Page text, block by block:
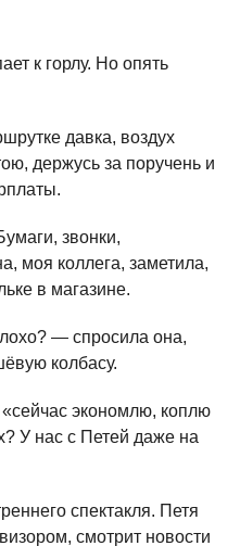
к горлу. Но опять
давка, воздух
держусь за поручень и
звонки,
моя коллега, заметила,
в магазине.
— спросила она,
колбасу.
экономлю, коплю
У нас с Петей даже на
спектакля. Петя
смотрит новости